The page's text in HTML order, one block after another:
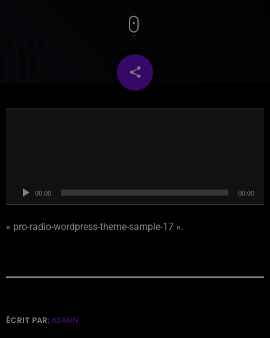
share
email
r
u
o
00:00 00:00
« pro-radio-wordpress-theme-sample-17 ».
ÉCRIT PAR:ADMIN